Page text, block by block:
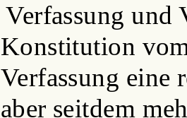
Verfassung und
Konstitution
Verfassung eine
aber seitdem